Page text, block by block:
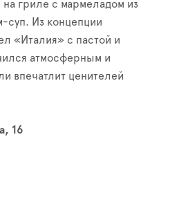
на гриле с мармеладом из
суп. Из концепции
«Италия» с пастой и
атмосферным и
впечатлит ценителей
16